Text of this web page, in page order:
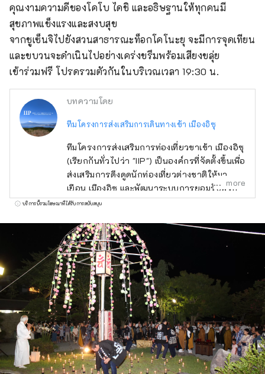
คุณงามความดีของโคโบ ไดชิ และอธิษฐานให้ทุกคนมี
สุขภาพแข็งแรงและสงบสุข
จากชูเซ็นจิไปยังสวนสาธารณะท็อกโคโนะยุ จะมีการจุดเทียน
และขบวนจะดำเนินไปอย่างเคร่งขรึมพร้อมเสียงขลุ่ย
เข้าร่วมฟรี โปรดรวมตัวกันในบริเวณเวลา 19:30 น.
บทความโดย
ทีมโครงการส่งเสริมการเดินทางเข้า เมืองอิซุ
ทีมโครงการส่งเสริมการท่องเที่ยวขาเข้า เมืองอิซุ
(เรียกกันทั่วไปว่า "IIP") เป็นองค์กรที่จัดตั้งขึ้นเพื่อ
ส่งเสริมการดึงดูดนักท่องเที่ยวต่างชาติให้มา
เยือน เมืองอิซุ และพัฒนาระบบการยอมรับพวก
เขา โดยมีจุดมุ่งหมายเพื่อทำให้ อิซุ เป็นจุดหมาย
ดึงดูดใจซึ่งใช้ประโยชน์จากทรัพยากรการท่อง
เที่ยวของอิซุ เมืองอิซุ อุดมไปด้วยธรรมชาติและ
เกษตรกรรม มีสถานที่ท่องเที่ยวมากมาย ทั้งบ่อน้ำ
พุร้อน ชายหาด และพื้นที่ภูเขา นอกจากนี้ยังเดิน
ทางสะดวก ใช้เวลาเดินทางประมาณสองชั่วโมง
โดยรถไฟจาก โตเกียว จึงเหมาะอย่างยิ่งสำหรับ
การท่องเที่ยวแบบไปเช้าเย็นกลับหรือพักผ่อนช่วง
สุดสัปดาห์ [หมายเหตุเกี่ยวกับภาพปก] ภาพปก
เป็นผลงานที่ชนะเลิศในการประกวดภาพถ่าย
ระบายสี เมืองอิซุ ช่างภาพ: โอจิมะ ฮิโรกิ ชื่อผล
งาน: "ระบายสีแสงหิมะ" ห้ามใช้และทำซ้ำภาพปก
more
บริการนี้รวมโฆษณาที่ได้รับการสนับสนุน